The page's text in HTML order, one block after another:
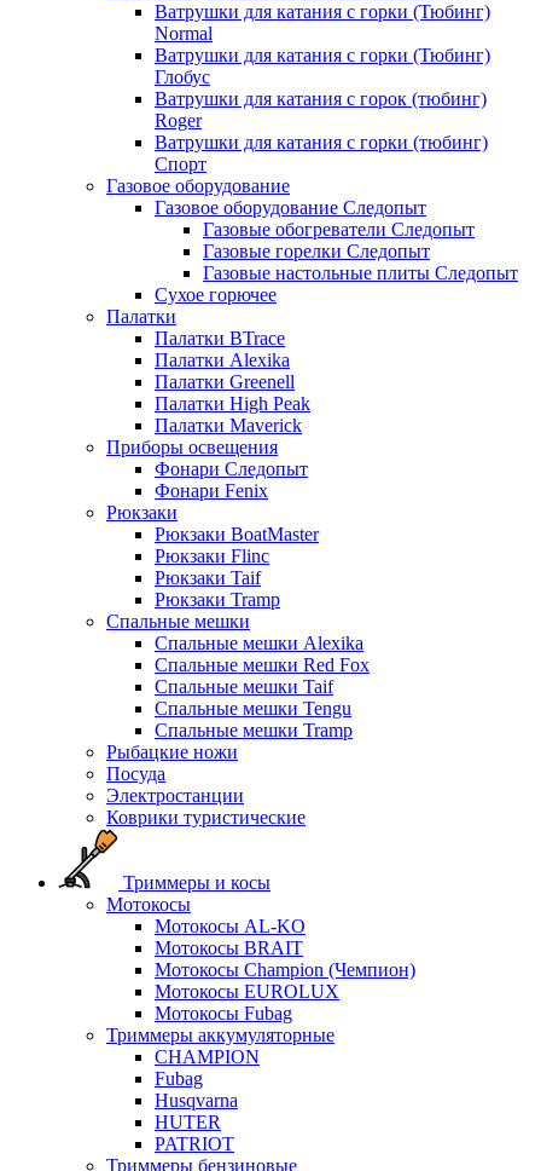
Ватрушки для катания с горки (Тюбинг)
Normal
Ватрушки для катания с горки (Тюбинг)
Глобус
Ватрушки для катания с горок (тюбинг)
Roger
Ватрушки для катания с горки (тюбинг)
Спорт
Газовое оборудование
Газовое оборудование Следопыт
Газовые обогреватели Следопыт
Газовые горелки Следопыт
Газовые настольные плиты Следопыт
Сухое горючее
Палатки
Палатки BTrace
Палатки Alexika
Палатки Greenell
Палатки High Peak
Палатки Maverick
Приборы освещения
Фонари Следопыт
Фонари Fenix
Рюкзаки
Рюкзаки BoatMaster
Рюкзаки Flinc
Рюкзаки Taif
Рюкзаки Tramp
Спальные мешки
Спальные мешки Alexika
Спальные мешки Red Fox
Спальные мешки Taif
Спальные мешки Tengu
Спальные мешки Tramp
Рыбацкие ножи
Посуда
Электростанции
Коврики туристические
Триммеры и косы
Мотокосы
Мотокосы AL-KO
Мотокосы BRAIT
Мотокосы Champion (Чемпион)
Мотокосы EUROLUX
Мотокосы Fubag
Триммеры аккумуляторные
CHAMPION
Fubag
Husqvarna
HUTER
PATRIOT
Триммеры бензиновые